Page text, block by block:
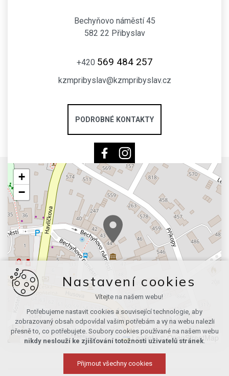
Bechyňovo náměstí 45
582 22 Přibyslav
+420 569 484 257
kzmpribyslav@kzmpribyslav.cz
PODROBNÉ KONTAKTY
+
−
Leaflet | © OpenStreetMap
Nastavení cookies
Vítejte na našem webu!
Potřebujeme nastavit cookies a související technologie, aby
zobrazovaný obsah odpovídal vašim potřebám a vy na webu nalezli
přesně to, co potřebujete. Soubory cookies používané na našem webu
nikdy neslouží ke zjišťování totožnosti uživatelů stránek.
Přijmout všechny cookies